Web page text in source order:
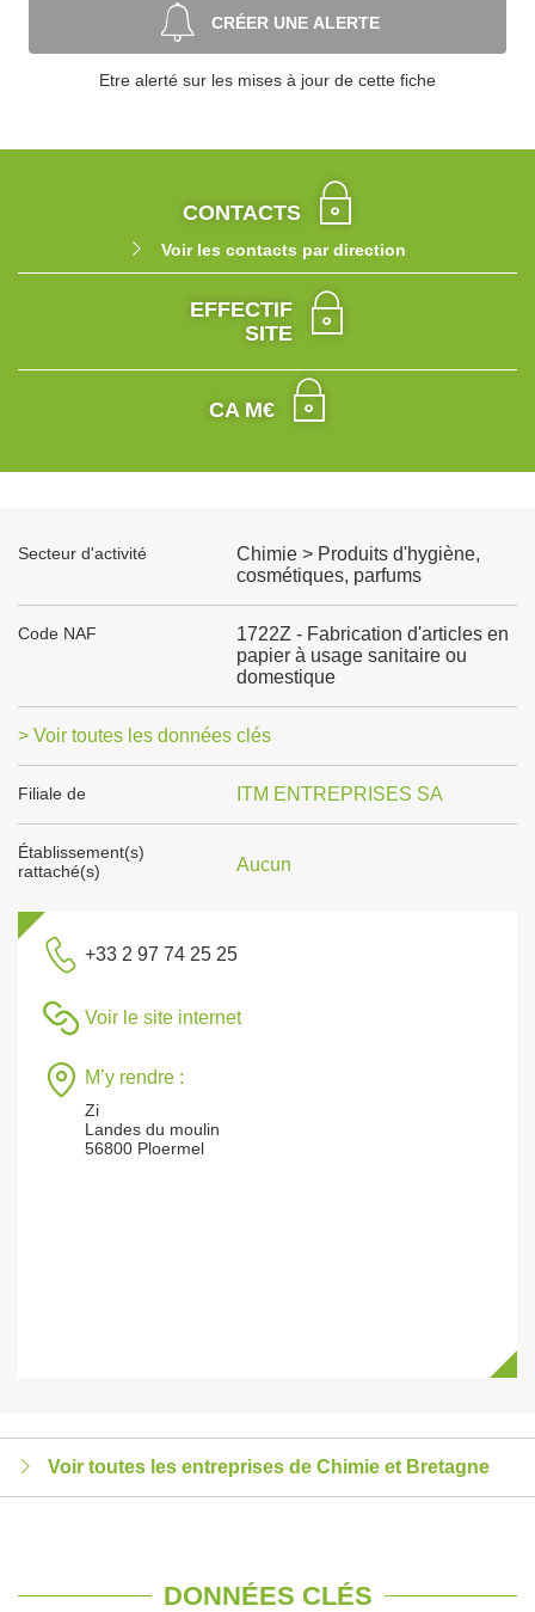
CRÉER UNE ALERTE
Etre alerté sur les mises à jour de cette fiche
CONTACTS
Voir les contacts par direction
EFFECTIF
SITE
CA M€
Secteur d'activité
Chimie > Produits d'hygiène,
cosmétiques, parfums
Code NAF
1722Z - Fabrication d'articles en
papier à usage sanitaire ou
domestique
> Voir toutes les données clés
Filiale de ITM ENTREPRISES SA
Établissement(s)
rattaché(s)
Aucun
+33 2 97 74 25 25
Voir le site internet
M’y rendre :
Zi
Landes du moulin
56800 Ploermel
Voir toutes les entreprises de Chimie et Bretagne
DONNÉES CLÉS